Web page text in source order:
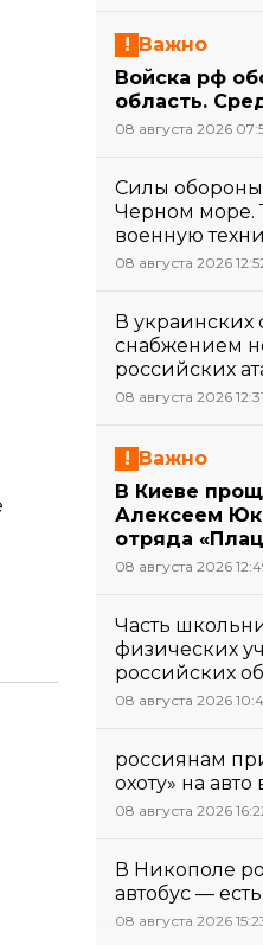
Важно
Войска рф
область.
08 августа 2026
Силы
Черном море.
военную
08 августа 2026
В украинских
снабжением
российских
08 августа 2026 12:31
Важно
В Киеве
Алексеем
отряда
08 августа 2026
Часть
физических
российских
08 августа 2026
россиянам
охоту» на
08 августа 2026
В Никополе
автобус —
08 августа 2026